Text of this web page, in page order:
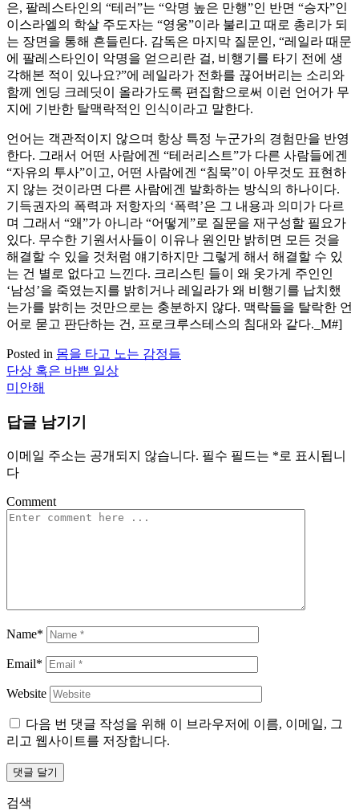
은, 팔레스타인의 “테러”는 “악명 높은 만행”인 반면 “승자”인
이스라엘의 학살 주도자는 “영웅”이라 불리고 때로 총리가 되
는 장면을 통해 흔들린다. 감독은 마지막 질문인, “레일라 때문
에 팔레스타인이 악명을 얻으리란 걸, 비행기를 타기 전에 생
각해본 적이 있나요?”에 레일라가 전화를 끊어버리는 소리와
함께 엔딩 크레딧이 올라가도록 편집함으로써 이런 언어가 무
지에 기반한 탈맥락적인 인식이라고 말한다.
언어는 객관적이지 않으며 항상 특정 누군가의 경험만을 반영
한다. 그래서 어떤 사람에겐 “테러리스트”가 다른 사람들에겐
“자유의 투사”이고, 어떤 사람에겐 “침묵”이 아무것도 표현하
지 않는 것이라면 다른 사람에겐 발화하는 방식의 하나이다.
기득권자의 폭력과 저항자의 ‘폭력’은 그 내용과 의미가 다르
며 그래서 “왜”가 아니라 “어떻게”로 질문을 재구성할 필요가
있다. 무수한 기원서사들이 이유나 원인만 밝히면 모든 것을
해결할 수 있을 것처럼 얘기하지만 그렇게 해서 해결할 수 있
는 건 별로 없다고 느낀다. 크리스틴 들이 왜 옷가게 주인인
‘남성’을 죽였는지를 밝히거나 레일라가 왜 비행기를 납치했
는가를 밝히는 것만으로는 충분하지 않다. 맥락들을 탈락한 언
어로 묻고 판단하는 건, 프로크루스테스의 침대와 같다._M#]
Posted in 몸을 타고 노는 감정들
글
탐
색
단상 혹은 바쁜 일상
미안해
답글 남기기
이메일 주소는 공개되지 않습니다. 필수 필드는 *로 표시됩니
다
Comment
Name*
Email*
Website
다음 번 댓글 작성을 위해 이 브라우저에 이름, 이메일, 그
리고 웹사이트를 저장합니다.
검색